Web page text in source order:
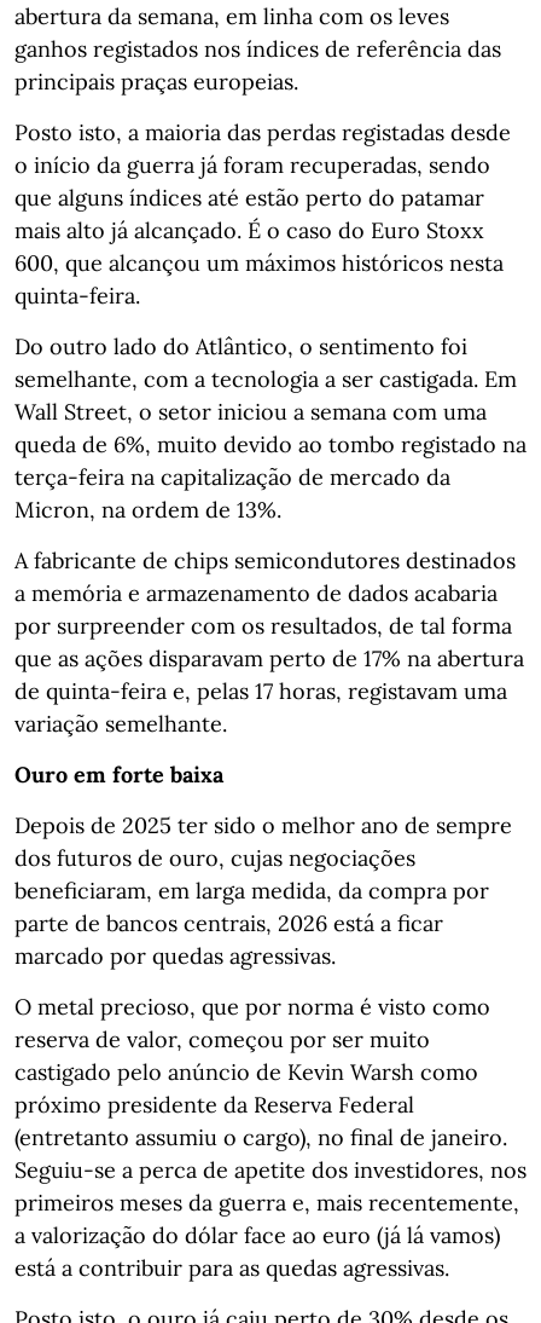
abertura da semana, em linha com os leves
ganhos registados nos índices de referência das
principais praças europeias.
Posto isto, a maioria das perdas registadas desde
o início da guerra já foram recuperadas, sendo
que alguns índices até estão perto do patamar
mais alto já alcançado. É o caso do Euro Stoxx
600, que alcançou um máximos históricos nesta
quinta-feira.
Do outro lado do Atlântico, o sentimento foi
semelhante, com a tecnologia a ser castigada. Em
Wall Street, o setor iniciou a semana com uma
queda de 6%, muito devido ao tombo registado na
terça-feira na capitalização de mercado da
Micron, na ordem de 13%.
A fabricante de chips semicondutores destinados
a memória e armazenamento de dados acabaria
por surpreender com os resultados, de tal forma
que as ações disparavam perto de 17% na abertura
de quinta-feira e, pelas 17 horas, registavam uma
variação semelhante.
Ouro em forte baixa
Depois de 2025 ter sido o melhor ano de sempre
dos futuros de ouro, cujas negociações
beneficiaram, em larga medida, da compra por
parte de bancos centrais, 2026 está a ficar
marcado por quedas agressivas.
O metal precioso, que por norma é visto como
reserva de valor, começou por ser muito
castigado pelo anúncio de Kevin Warsh como
próximo presidente da Reserva Federal
(entretanto assumiu o cargo), no final de janeiro.
Seguiu-se a perca de apetite dos investidores, nos
primeiros meses da guerra e, mais recentemente,
a valorização do dólar face ao euro (já lá vamos)
está a contribuir para as quedas agressivas.